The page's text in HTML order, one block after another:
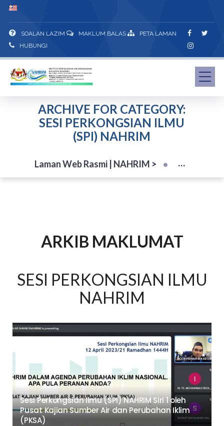
SOALAN LAZIM MAKLUM BALAS
PETA LAMAN
HUBUNGI
ARCHIVE FOR CATEGORY:
SESI PERKONGSIAN ILMU
(SPI) NAHRIM
Laman Web Rasmi | NAHRIM >
ARKIB MAKLUMAT
SESI PERKONGSIAN ILMU
NAHRIM
Sesi Perkongsian Ilmu (SPI) NAHRIM Siri 1 oleh
Pusat Kajian Sumber Air dan Perubahan Iklim
(PKSA)